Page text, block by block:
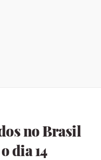
no Brasil
dia 14